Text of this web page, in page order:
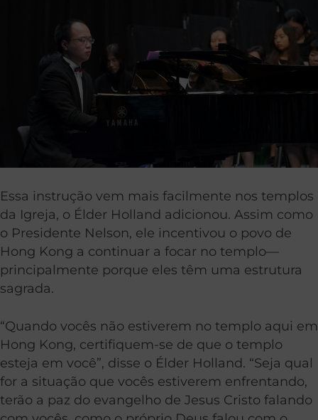
Essa instrução vem mais facilmente nos templos
da Igreja, o Élder Holland adicionou. Assim como
o Presidente Nelson, ele incentivou o povo de
Hong Kong a continuar a focar no templo—
principalmente porque eles têm uma estrutura
sagrada.
“Quando vocês não estiverem no templo aqui em
Hong Kong, certifiquem-se de que o templo
esteja em você”, disse o Élder Holland. “Seja qual
for a situação que vocês estiverem enfrentando,
terão a paz do evangelho de Jesus Cristo falando